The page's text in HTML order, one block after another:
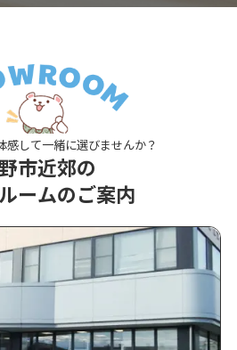
感して一緒に選びませんか？
市近郊の
ームのご案内